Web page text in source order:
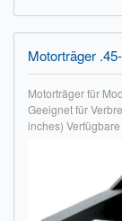
Motorträger
Motorträger für
Geeignet für
inches)